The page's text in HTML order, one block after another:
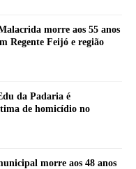
morre aos 55 anos
Regente Feijó e região
da Padaria é
de homicídio no
morre aos 48 anos